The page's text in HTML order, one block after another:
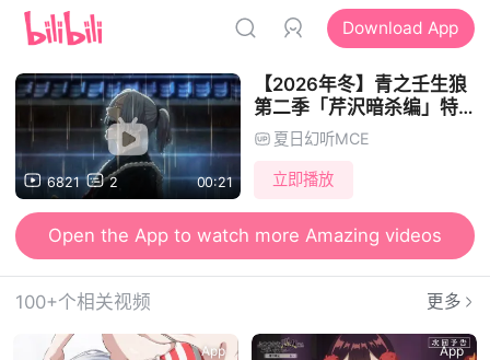
Download App
6821 2 00:21
【2026年冬】青之壬生狼
第二季「芹沢暗杀编」特报
PV【MCE汉化组】
夏日幻听MCE
立即播放
Open the App to watch more Amazing videos
100+个相关视频 更多
App App